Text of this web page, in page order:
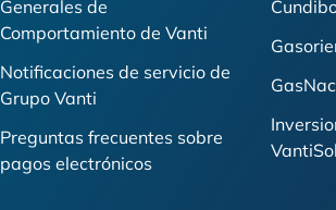
Generales de
Comportamiento de Vanti
Notificaciones de servicio de
Grupo Vanti
Preguntas frecuentes sobre
pagos electrónicos